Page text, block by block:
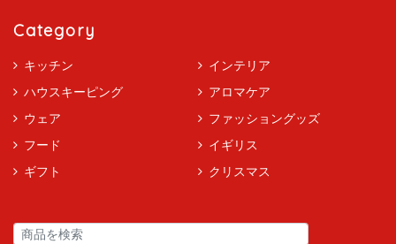
Category
キッチン
インテリア
ハウスキーピング
アロマケア
ウェア
ファッショングッズ
フード
イギリス
ギフト
クリスマス